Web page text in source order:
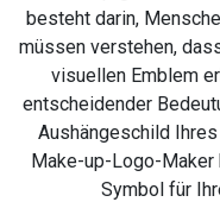
besteht darin,
müssen verstehen,
visuellen Emblem
entscheidender
Aushängeschild
Make-up-Logo-
Symbol für